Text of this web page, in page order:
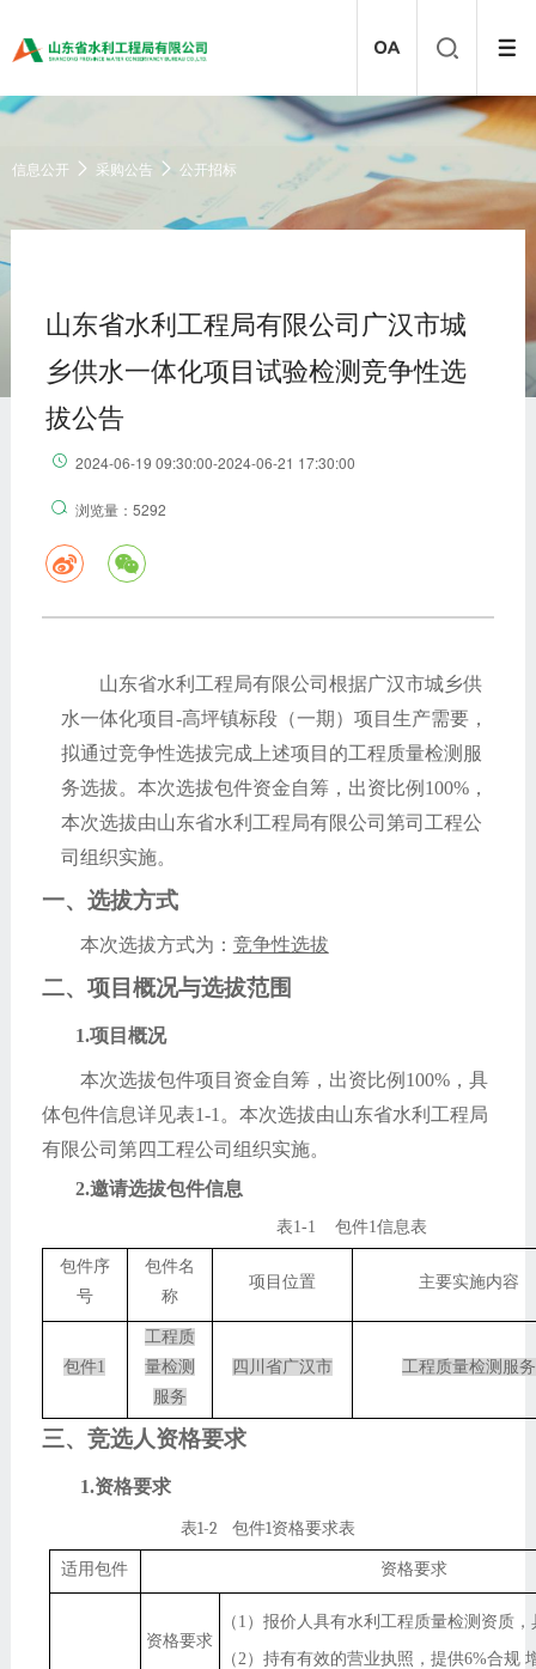
信息公开 采购公告 公开招标
山东省水利工程局有限公司广汉市城
乡供水一体化项目试验检测竞争性选
拔公告
2024-06-19 09:30:00-2024-06-21 17:30:00
浏览量：5292
山东省水利工程局有限公司根据广汉市城乡供
水一体化项目-高坪镇标段（一期）项目生产需要，
拟通过竞争性选拔完成上述项目的工程质量检测服
务选拔。本次选拔包件资金自筹，出资比例100%，
本次选拔由山东省水利工程局有限公司第司工程公
司组织实施。
一、选拔方式
本次选拔方式为： 竞争性选拔
二、 项目概况与选拔范围
1.项目概况
本次选拔包件项目资金自筹，出资比例 100%， 具
体包件信息详见表1-1。本次选拔由山东省水利工程局
有限公司第四工程公司组织实施。
2.邀请选拔包件信息
表1-1 包件1信息表
包件序
号
包件名
称
项目位置 主要实施内容
包件1
工程质
量检测
服务
四川省广汉市 工程质量检测服务
三、竞选人资格要求
1.资格要求
表1-2 包件1资格要求表
适用包件 资格要求
资格要求
（ 1）报价人具有水利工程质量检测资质
（2）持有有效的营业执照，提供6%合规